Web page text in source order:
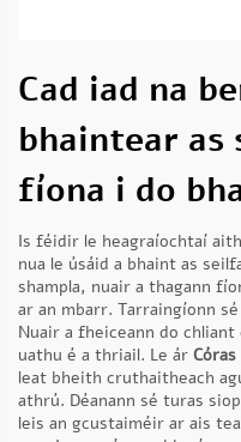
Cad iad na
bhaintear as
fíona i do
Is féidir le heagraíochtaí
nua le úsáid a bhaint as
shampla, nuair a thagann
ar an mbarr. Tarraingíonn
Nuair a fheiceann do
uathu é a thriail. Le ár
leat bheith cruthaitheach
athrú. Déanann sé turas
leis an gcustaiméir ar ais